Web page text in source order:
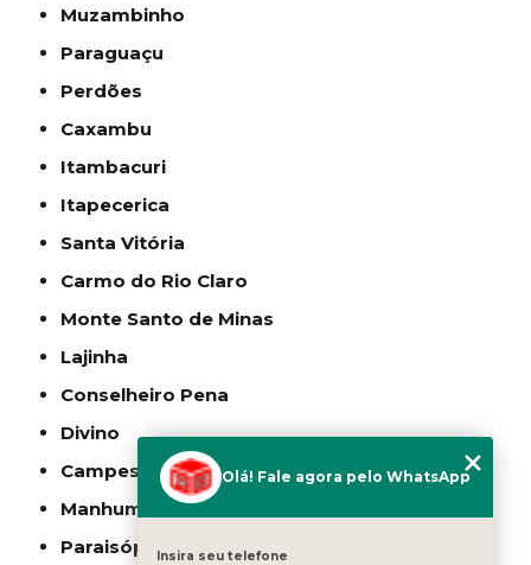
Muzambinho
Paraguaçu
Perdões
Caxambu
Itambacuri
Itapecerica
Santa Vitória
Carmo do Rio Claro
Monte Santo de Minas
Lajinha
Conselheiro Pena
Divino
Campestre
Manhumirim
Paraisópolis
Olá! Fale agora pelo WhatsApp
Insira seu telefone